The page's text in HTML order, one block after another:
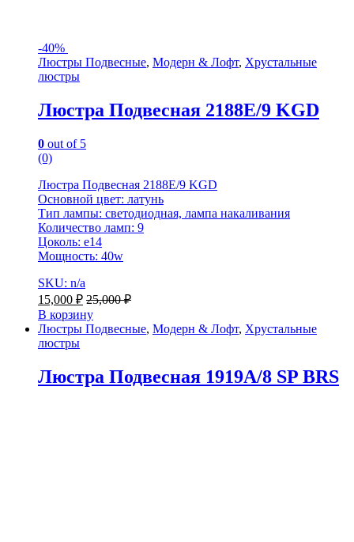
-40%
Люстры Подвесные, Модерн & Лофт, Хрустальные
люстры
Люстра Подвесная 2188E/9 KGD
0 out of 5
(0)
Люстра Подвесная 2188E/9 KGD
Основной цвет: латунь
Тип лампы: светодиодная, лампа накаливания
Количество ламп: 9
Цоколь: e14
Мощность: 40w
SKU: n/a
15,000 ₽ 25,000₽
В корзину
Люстры Подвесные, Модерн & Лофт, Хрустальные
люстры
Люстра Подвесная 1919A/8 SP BRS